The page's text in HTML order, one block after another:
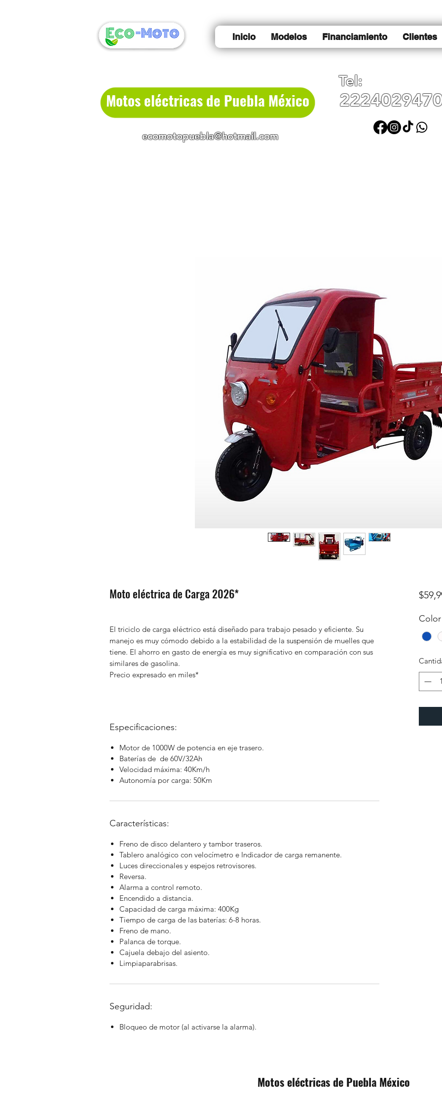
Inicio Modelos Financiamiento Clientes
Motos eléctricas de Puebla México
Tel:
ecomotopuebla@hotmail.com
Moto eléctrica de Carga 2026*
El triciclo de carga eléctrico está diseñado para trabajo pesado y eficiente. Su
manejo es muy cómodo debido a la estabilidad de la suspensión de muelles que
tiene. El ahorro en gasto de energía es muy significativo en comparación con sus
similares de gasolina.
Precio expresado en miles*
Especificaciones:
Motor de 1000W de potencia en eje trasero.
Baterías de de 60V/32Ah
Velocidad máxima: 40Km/h
Autonomía por carga: 50Km
Características:
Freno de disco delantero y tambor traseros.
Tablero analógico con velocímetro e Indicador de carga remanente.
Luces direccionales y espejos retrovisores.
Reversa.
Alarma a control remoto.
Encendido a distancia.
Capacidad de carga máxima: 400Kg
Tiempo de carga de las baterías: 6-8 horas.
Freno de mano.
Palanca de torque.
Cajuela debajo del asiento.
Limpiaparabrisas.
Seguridad:
Bloqueo de motor (al activarse la alarma).
Color
Motos eléctricas de Puebla México